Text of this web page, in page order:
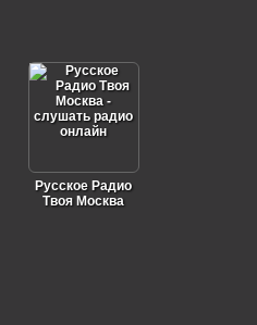
Русское Радио
Твоя Москва